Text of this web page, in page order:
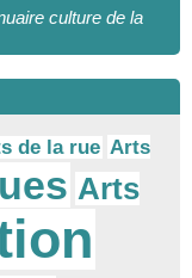
culture de la
de la rue Arts
Arts